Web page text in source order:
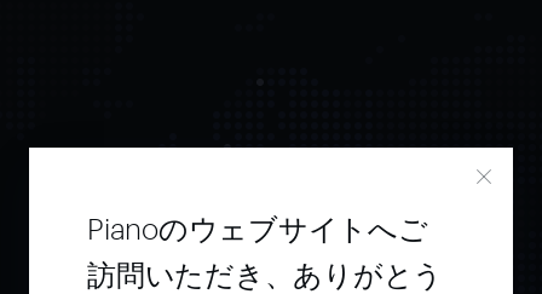
Pianoでユーザー
Pianoのウェブサイトへご
訪問いただき、ありがとう